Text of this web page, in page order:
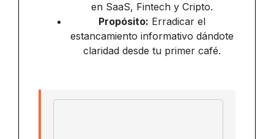
en SaaS, Fintech y Cripto.
Propósito: Erradicar el
estancamiento informativo dándote
claridad desde tu primer café.